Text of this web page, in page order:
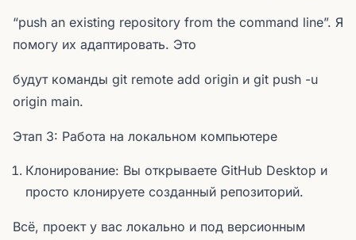
“push an existing repository from the command line”. Я
помогу их адаптировать. Это
будут команды git remote add origin и git push -u
origin main.
Этап 3: Работа на локальном компьютере
Клонирование: Вы открываете GitHub Desktop и
просто клонируете созданный репозиторий.
Всё, проект у вас локально и под версионным